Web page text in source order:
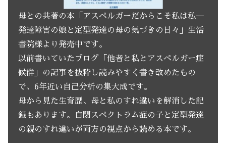
母との共著の本「アスペルガーだからこそ私は私―
発達障害の娘と定型発達の母の気づきの日々」生活
書院様より発売中です。
以前書いていたブログ「他者と私とアスペルガー症
候群」の記事を抜粋し読みやすく書き改めたもの
で、6年近い自己分析の集大成です。
母から見た生育歴、母と私のすれ違いを解消した記
録もあります。自閉スペクトラム症の子と定型発達
の親のすれ違いが両方の視点から読める本です。